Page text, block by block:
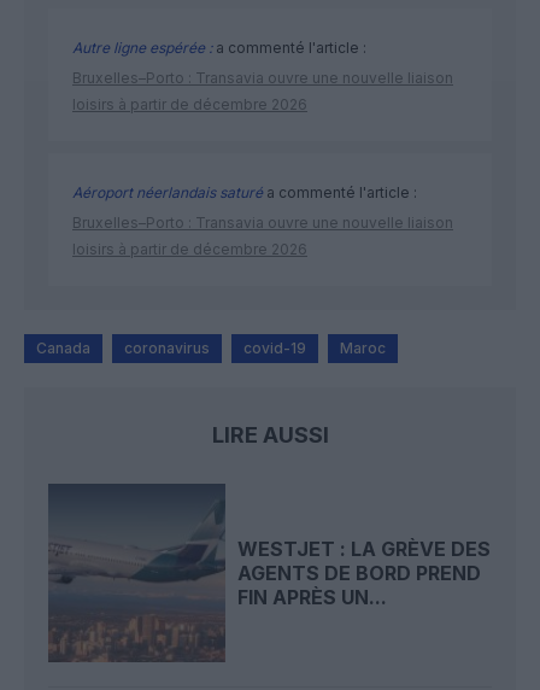
Autre ligne espérée :a commenté l'article :
Bruxelles–Porto : Transavia ouvre une nouvelle liaison
loisirs à partir de décembre 2026
Aéroport néerlandais saturéa commenté l'article :
Bruxelles–Porto : Transavia ouvre une nouvelle liaison
loisirs à partir de décembre 2026
Canada coronavirus covid-19 Maroc
LIRE AUSSI
WESTJET : LA GRÈVE DES
AGENTS DE BORD PREND
FIN APRÈS UN...